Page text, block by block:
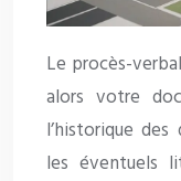
Le procès-
alors votre
l’historique
les éventuels